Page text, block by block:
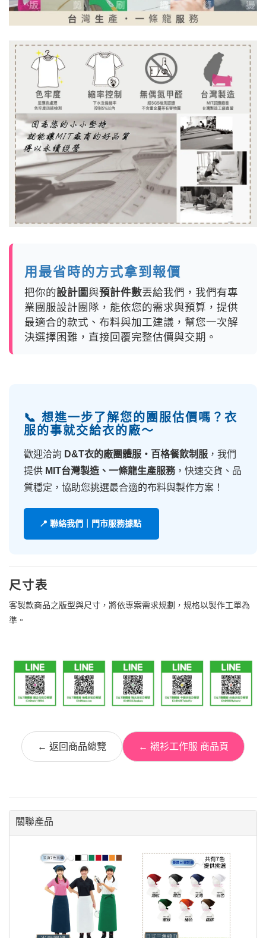
用最省時的方式拿到報價
把你的設計圖與預計件數丟給我們，我們有專
業團服設計團隊，能依您的需求與預算，提供
最適合的款式、布料與加工建議，幫您一次解
決選擇困難，直接回覆完整估價與交期。
📞 想進一步了解您的團服估價嗎？衣
服的事就交給衣的廠～
歡迎洽詢 D&T衣的廠團體服・百格餐飲制服 ，我們
提供 MIT台灣製造、一條龍生產服務，快速交貨、品
質穩定，協助您挑選最合適的布料與製作方案！
📍 聯絡我們｜門市服務據點
尺寸表
客製款商品之版型與尺寸，將依專案需求規劃，規格以製作工單為
準。
← 返回商品總覽 ← 襯衫工作服 商品頁
關聯產品